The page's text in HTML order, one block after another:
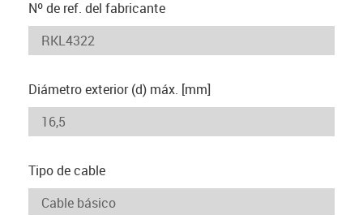
Nº de ref. del fabricante
Diámetro exterior (d) máx. [mm]
Tipo de cable